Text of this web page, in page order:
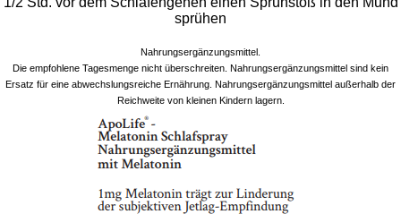
sprühen
Nahrungsergänzungsmittel.
Die empfohlene Tagesmenge nicht überschreiten. Nahrungsergänzungsmittel sind kein
Ersatz für eine abwechslungsreiche Ernährung. Nahrungsergänzungsmittel außerhalb der
Reichweite von kleinen Kindern lagern.